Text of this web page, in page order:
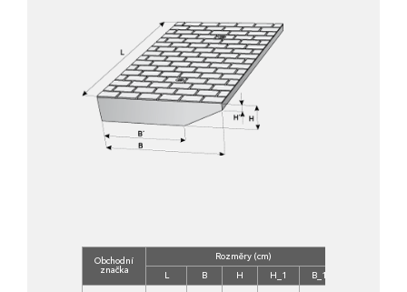
Obchodní
značka
Rozměry (cm)
L
B H H_1
B_1